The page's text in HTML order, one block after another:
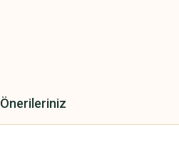
Önerileriniz